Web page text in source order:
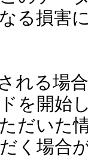
る損害
れる場
を開始
だいた
く場合